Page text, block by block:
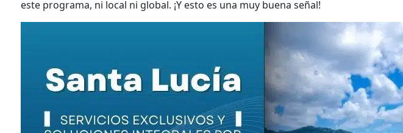
este programa, ni local ni global. ¡Y esto es una muy buena señal!